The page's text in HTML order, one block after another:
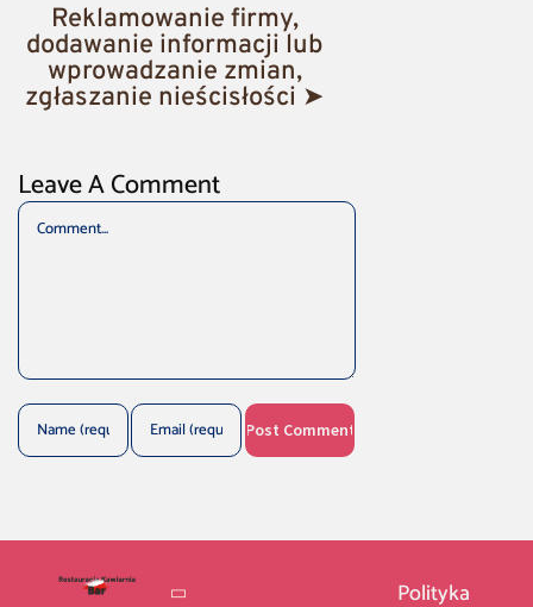
Reklamowanie firmy,
dodawanie informacji lub
wprowadzanie zmian,
zgłaszanie nieścisłości ➤
Leave A Comment
Comment
Polityka